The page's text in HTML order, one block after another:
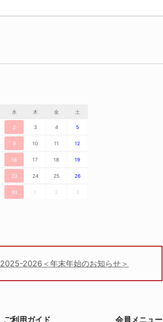
水 木 金 土
2 3 4 5
9 10 11 12
16 17 18 19
23 24 25 26
30 1 2 3
2025-2026＜年末年始のお知らせ＞
ご利用ガイド 会員メニュー